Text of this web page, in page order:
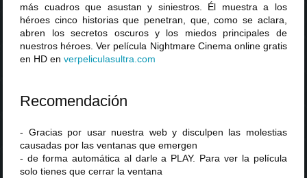
más cuadros que asustan y siniestros. Él muestra a los
héroes cinco historias que penetran, que, como se aclara,
abren los secretos oscuros y los miedos principales de
nuestros héroes. Ver película Nightmare Cinema online gratis
en HD enverpeliculasultra .com
Recomendación
- Gracias por usar nuestra web y disculpen las molestias
causadas por las ventanas que emergen
- de forma automática al darle a PLAY. Para ver la película
solo tienes que cerrar la ventana